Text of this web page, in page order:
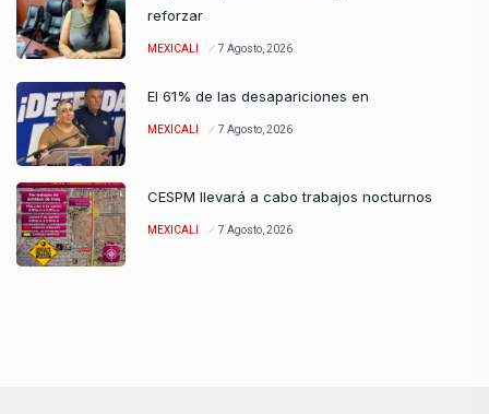
reforzar
MEXICALI 7 Agosto, 2026
El 61% de las desapariciones en
MEXICALI 7 Agosto, 2026
CESPM llevará a cabo trabajos nocturnos
MEXICALI 7 Agosto, 2026